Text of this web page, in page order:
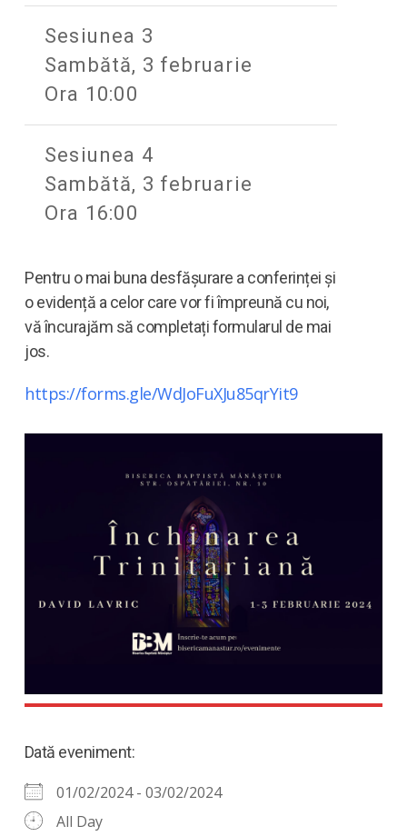
Sesiunea 3
Sambătă, 3 februarie
Ora 10:00
Sesiunea 4
Sambătă, 3 februarie
Ora 16:00
Pentru o mai buna desfășurare a conferinței și
o evidență a celor care vor fi împreună cu noi,
vă încurajăm să completați formularul de mai
jos.
https://forms.gle/WdJoFuXJu85qrYit9
Dată eveniment:
01/02/2024 - 03/02/2024
All Day